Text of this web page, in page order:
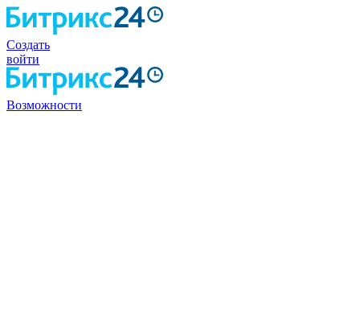
Создать
войти
Возможности